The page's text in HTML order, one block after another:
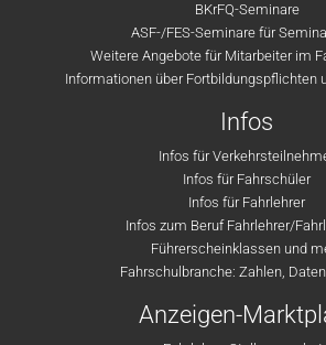
BKrFQ-Seminare
ASF-/FES-Seminare für
Weitere Angebote für Mitarbeiter im
Informationen über Fortbildungspflichten
Infos
Infos für
Infos für Fahrschüler
Infos für Fahrlehrer
Infos zum Beruf Fahrlehrer/
Führerscheinklassen und
Fahrschulbranche: Zahlen,
Anzeigen-